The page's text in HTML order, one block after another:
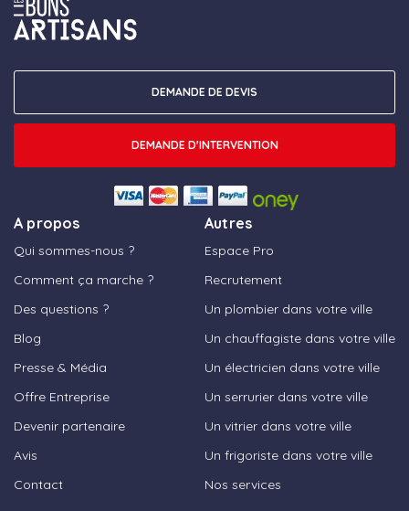
A propos
Qui sommes-nous ?
Comment ça marche ?
Des questions ?
Blog
Presse & Média
Offre Entreprise
Devenir partenaire
Avis
Contact
Autres
Espace Pro
Recrutement
Un plombier dans votre ville
Un chauffagiste dans votre ville
Un électricien dans votre ville
Un serrurier dans votre ville
Un vitrier dans votre ville
Un frigoriste dans votre ville
Nos services
DEMANDE DE DEVIS
DEMANDE D'INTERVENTION